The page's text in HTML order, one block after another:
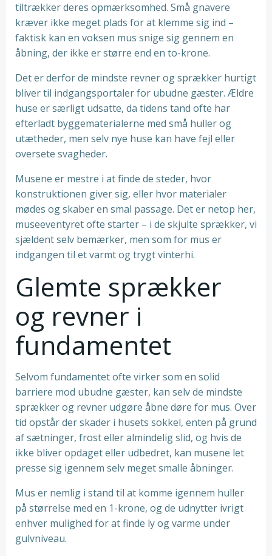
tiltrækker deres opmærksomhed. Små gnavere
kræver ikke meget plads for at klemme sig ind –
faktisk kan en voksen mus snige sig gennem en
åbning, der ikke er større end en to-krone.
Det er derfor de mindste revner og sprækker hurtigt
bliver til indgangsportaler for ubudne gæster. Ældre
huse er særligt udsatte, da tidens tand ofte har
efterladt byggematerialerne med små huller og
utætheder, men selv nye huse kan have fejl eller
oversete svagheder.
Musene er mestre i at finde de steder, hvor
konstruktionen giver sig, eller hvor materialer
mødes og skaber en smal passage. Det er netop her,
museeventyret ofte starter – i de skjulte sprækker, vi
sjældent selv bemærker, men som for mus er
indgangen til et varmt og trygt vinterhi.
Glemte sprækker
og revner i
fundamentet
Selvom fundamentet ofte virker som en solid
barriere mod ubudne gæster, kan selv de mindste
sprækker og revner udgøre åbne døre for mus. Over
tid opstår der skader i husets sokkel, enten på grund
af sætninger, frost eller almindelig slid, og hvis de
ikke bliver opdaget eller udbedret, kan musene let
presse sig igennem selv meget smalle åbninger.
Mus er nemlig i stand til at komme igennem huller
på størrelse med en 1-krone, og de udnytter ivrigt
enhver mulighed for at finde ly og varme under
gulvniveau.